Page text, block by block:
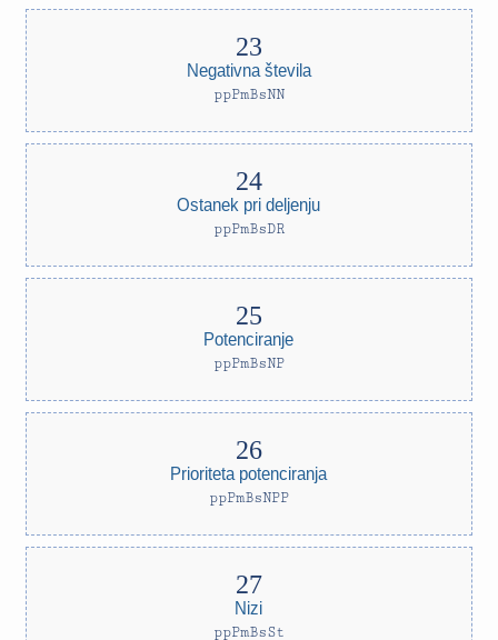
Negativna števila
ppPmBsNN
Ostanek pri deljenju
ppPmBsDR
Potenciranje
ppPmBsNP
Prioriteta potenciranja
ppPmBsNPP
Nizi
ppPmBsSt